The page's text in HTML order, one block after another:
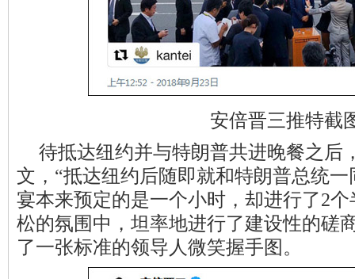
安倍晋三推特截
待抵达纽约并与特朗普共进晚餐之后
文，“抵达纽约后随即就和特朗普总统
宴本来预定的是一个小时，却进行了2
松的氛围中，坦率地进行了建设性的磋
了一张标准的领导人微笑握手图。